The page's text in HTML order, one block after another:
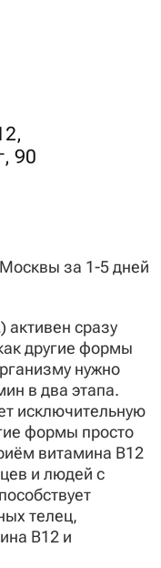
90
за 1-5 дней
сразу
другие формы
нужно
в два этапа.
исключительную
формы просто
витамина B12
и людей с
телец,
B12 и